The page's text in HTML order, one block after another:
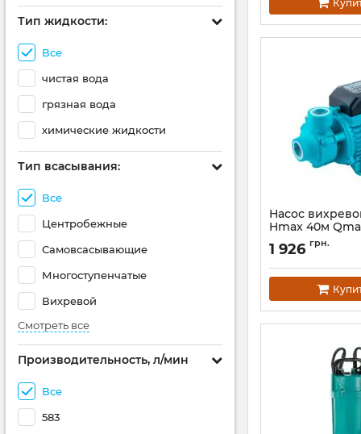
Тип жидкости:
Все
чистая вода
грязная вода
химические жидкости
Тип всасывания:
Все
Центробежные
Самовсасывающие
Многоступенчатые
Вихревой
Смотреть все
Производительность, л/мин
Все
583
Насос
Hmax 40м
AQUATICA
Артикул:
1 926 грн.